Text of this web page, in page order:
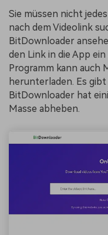
Sie müssen nicht
nach dem Videolink
BitDownloader
den Link in die App
Programm kann auch
herunterladen. Es
BitDownloader hat
Masse abheben.